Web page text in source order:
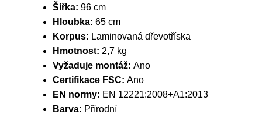
Šířka: 96 cm
Hloubka: 65 cm
Korpus: Laminovaná dřevotříska
Hmotnost: 2,7 kg
Vyžaduje montáž: Ano
Certifikace FSC: Ano
EN normy: EN 12221:2008+A1:2013
Barva: Přírodní